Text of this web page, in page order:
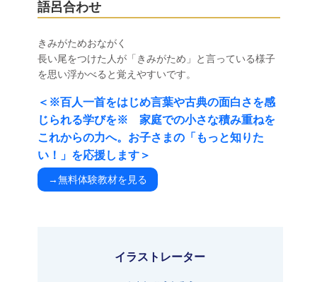
語呂合わせ
きみがためおながく
長い尾をつけた人が「きみがため」と言っている様子
を思い浮かべると覚えやすいです。
＜※百人一首をはじめ言葉や古典の面白さを感
じられる学びを※ 家庭での小さな積み重ねを
これからの力へ。お子さまの「もっと知りた
い！」を応援します＞
→無料体験教材を見る
イラストレーター